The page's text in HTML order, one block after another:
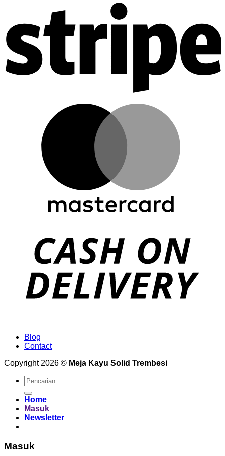
Blog
Contact
Copyright 2026 © Meja Kayu Solid Trembesi
Pencarian
untuk:
Home
Masuk
Newsletter
Masuk